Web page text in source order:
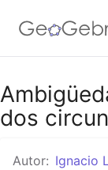
Google
dos
Autor: Ignacio